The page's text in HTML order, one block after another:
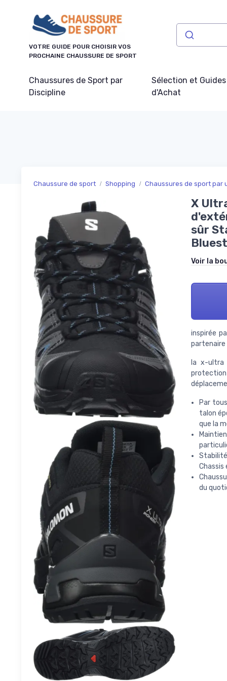
VOTRE GUIDE POUR CHOISIR VOS
PROCHAINE CHAUSSURE DE SPORT
Chaussures de Sport par
Discipline
Sélection et Guides
d'Achat
Chaussure de sport Shopping Chaussures de sport par
X
sûr
Voir la
inspirée
partenaire
la x-ultra
Par
talon
que la
Chassis
du